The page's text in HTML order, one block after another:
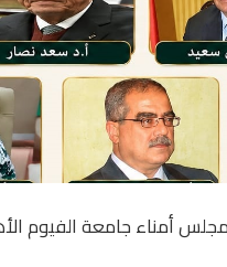
أمناء جامعة الفيوم